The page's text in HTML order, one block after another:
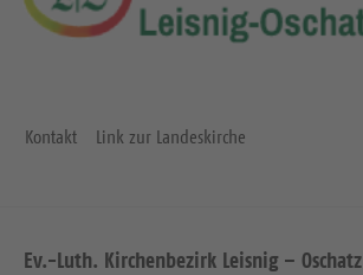
Kontakt Link zur Landeskirche
Ev.-Luth. Kirchenbezirk Leisnig – Oschatz